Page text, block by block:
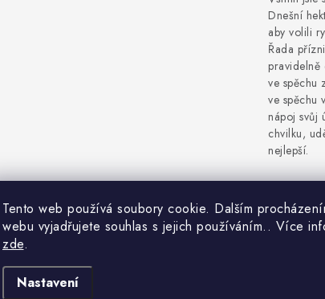
Tento web používá soubory cookie. Dalším
webu vyjadřujete souhlas s jejich používáním.. Více
zde.
Nastavení
Dnešní
aby volili
Řada
pravidelně
ve spěchu
ve spěchu
nápoj svůj
chvilku,
nejlepší.